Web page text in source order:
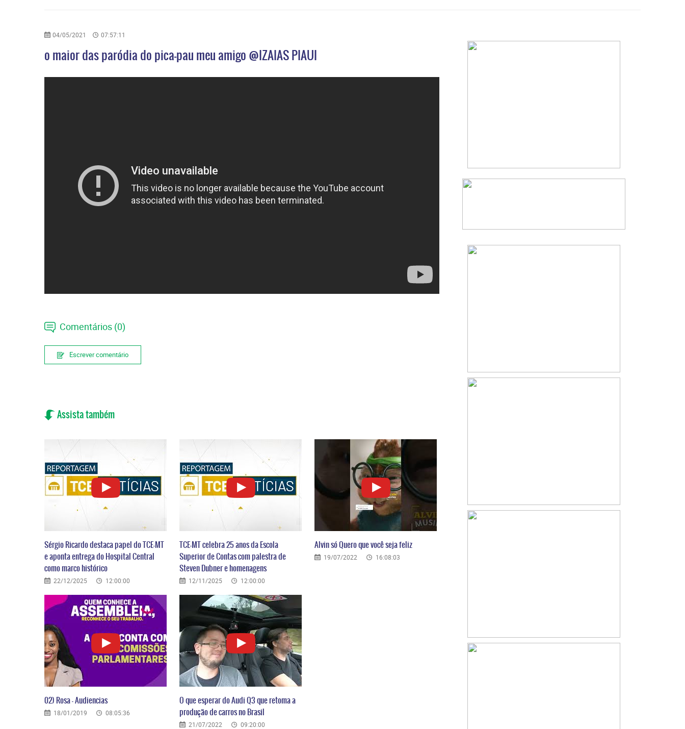
04/05/2021 07:57:11
o maior das paródia do pica-pau meu amigo @IZAIAS PIAUI
Comentários (0)
Escrever comentário
Assista também
Sérgio Ricardo destaca papel do TCE-MT
e aponta entrega do Hospital Central
como marco histórico
22/12/2025 12:00:00
TCE-MT celebra 25 anos da Escola
Superior de Contas com palestra de
Steven Dubner e homenagens
12/11/2025 12:00:00
Alvin só Quero que você seja feliz
19/07/2022 16:08:03
02) Rosa – Audiencias
18/01/2019 08:05:36
O que esperar do Audi Q3 que retoma a
produção de carros no Brasil
21/07/2022 09:20:00